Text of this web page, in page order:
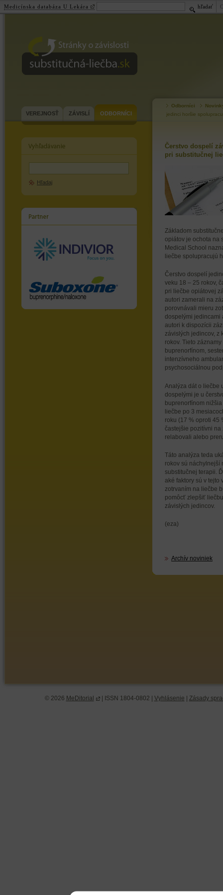
substitučná-liečba.sk
VEREJNOSŤ ZÁVISLÍ ODBORNÍCI
Hľadaj
Odborníci
jedinci horšie
Čerstvo dospelí
pri substitučnej
Základom
opiátov je ochota na
Medical School
liečbe spolupracujú
Čerstvo dospelí
veku 18 – 25 rokov,
pri liečbe opiátovej
autori zamerali na
porovnávali mieru
dospelými jedincami
autori k dispozícii
závislých jedincov, z
rokov. Tieto
buprenorfínom,
intenzívneho
psychosociálnou
Analýza dát o liečbe
dospelými je u
buprenorfínom
liečbe po 3
roku (17 % oproti 45
častejšie pozitívni na
relabovali alebo
Táto analýza teda
rokov sú náchylnejší
substitučnej terapii.
aké faktory sú v
zotrvaním na liečbe
pomôcť zlepšiť
závislých jedincov.
(eza)
Archív noviniek
© 2026 MeDitorial | ISSN 1804-0802 | Vyhlásenie Zásady
Medicínska databáza U Lekára hľadať